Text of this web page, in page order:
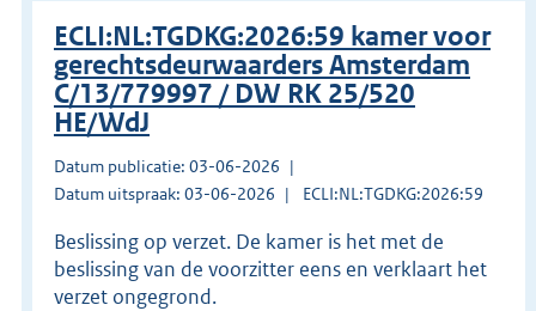
ECLI:NL:TGDKG:2026:59 kamer voor
gerechtsdeurwaarders Amsterdam
C/13/779997 / DW RK 25/520
HE/WdJ
Datum publicatie: 03-06-2026
Datum uitspraak: 03-06-2026
ECLI:NL:TGDKG:2026:59
Beslissing op verzet. De kamer is het met de
beslissing van de voorzitter eens en verklaart het
verzet ongegrond.